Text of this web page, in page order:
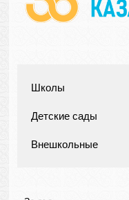
Школы
Детские сады
Внешкольные